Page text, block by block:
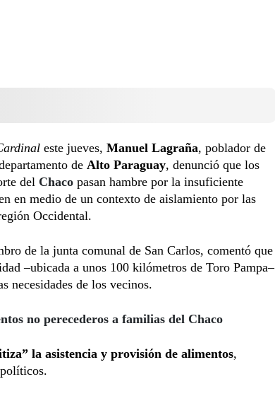
este jueves, Manuel Lagraña, poblador de
de Alto Paraguay, denunció que los
del Chaco pasan hambre por la insuficiente
en medio de un contexto de aislamiento por las
Occidental.
de la junta comunal de San Carlos, comentó que
–ubicada a unos 100 kilómetros de Toro Pampa–
necesidades de los vecinos.
no perecederos a familias del Chaco
la asistencia y provisión de alimentos,